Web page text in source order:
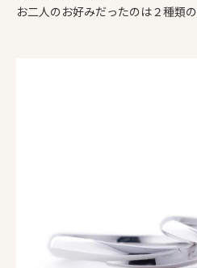
お二人のお好みだったのは２種類の